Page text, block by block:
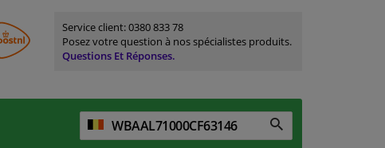
Service client:0380 833 78
Posez votre question à nos spécialistes produits.
Questions Et Réponses.